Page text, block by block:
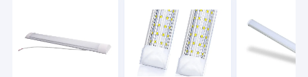
Lumière d'épi de maïs de LED
Lumières de bande flexibles de LED